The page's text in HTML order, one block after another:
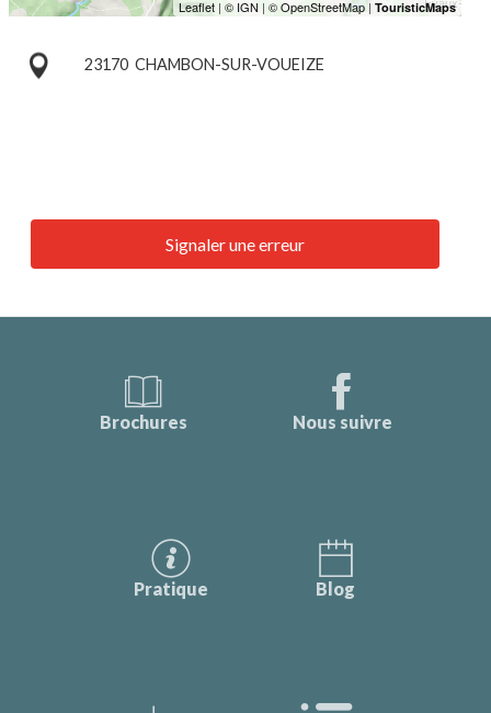
23170 CHAMBON-SUR-VOUEIZE
Signaler une erreur
Brochures Nous suivre
Pratique Blog